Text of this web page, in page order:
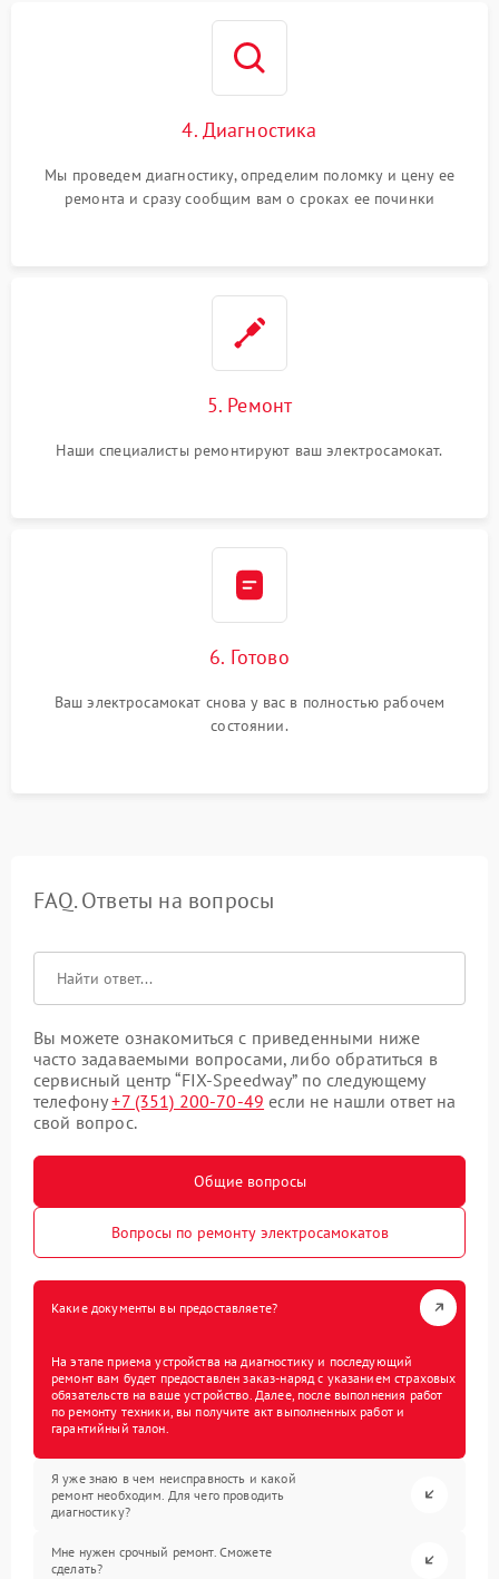
4. Диагностика
Мы проведем диагностику, определим поломку и цену ее
ремонта и сразу сообщим вам о сроках ее починки
5. Ремонт
Наши специалисты ремонтируют ваш электросамокат.
6. Готово
Ваш электросамокат снова у вас в полностью рабочем
состоянии.
FAQ. Ответы на вопросы
Вы можете ознакомиться с приведенными ниже
часто задаваемыми вопросами, либо обратиться в
сервисный центр “FIX-Speedway” по следующему
телефону+7 (351) 200-70-49 если не нашли ответ на
свой вопрос.
Общие вопросы
Вопросы по ремонту электросамокатов
Какие документы вы предоставляете?
На этапе приема устройства на диагностику и последующий
ремонт вам будет предоставлен заказ-наряд с указанием страховых
обязательств на ваше устройство. Далее, после выполнения работ
по ремонту техники, вы получите акт выполненных работ и
гарантийный талон.
Я уже знаю в чем неисправность и какой
ремонт необходим. Для чего проводить
диагностику?
Мне нужен срочный ремонт. Сможете
сделать?